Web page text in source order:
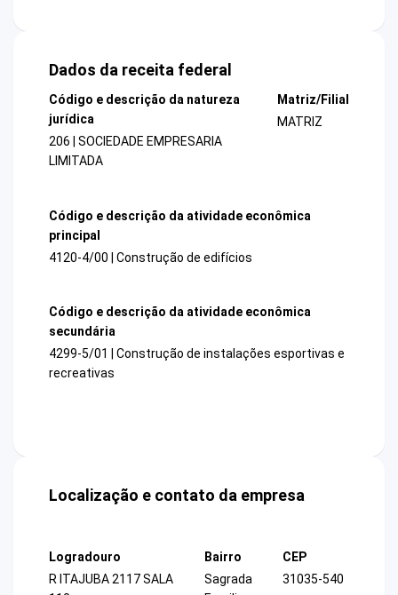
Dados da receita federal
Código e descrição da natureza
jurídica
206 | SOCIEDADE EMPRESARIA
LIMITADA
Matriz/Filial
MATRIZ
Código e descrição da atividade econômica
principal
4120-4/00 | Construção de edifícios
Código e descrição da atividade econômica
secundária
4299-5/01 | Construção de instalações esportivas e
recreativas
Localização e contato da empresa
Logradouro
R ITAJUBA 2117 SALA
Bairro
Sagrada
CEP
31035-540